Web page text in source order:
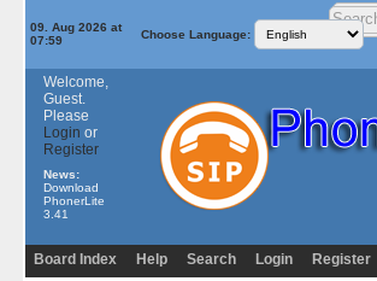
09. Aug 2026 at
07:59
Choose Language:
Welcome,
Guest.
Please
Login or
Register
News:
Download
PhonerLite
3.41
Board Index Help Search Login Register